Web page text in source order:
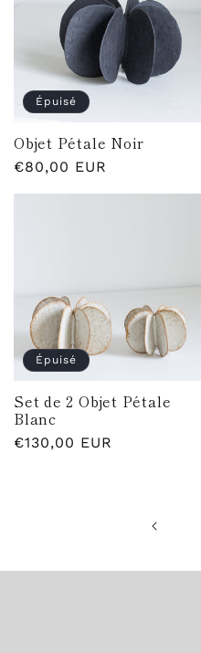
Épuisé
Objet Pétale Noir
Prix
€80,00 EUR
Épuisé
Set de 2 Objet Pétale
Blanc
Prix
€130,00 EUR